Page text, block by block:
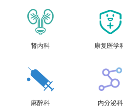
肾内科 康复医学
麻醉科 内分泌科